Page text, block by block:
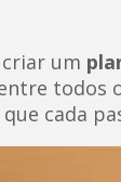
um
cada